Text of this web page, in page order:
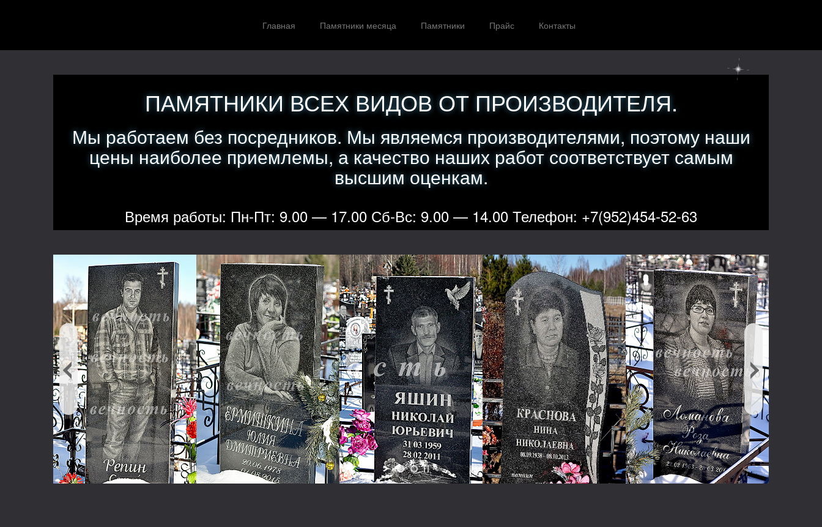
Главная Памятники месяца Памятники Прайс Контакты
ПАМЯТНИКИ ВСЕХ ВИДОВ ОТ ПРОИЗВОДИТЕЛЯ.
Мы работаем без посредников. Мы являемся производителями, поэтому наши
цены наиболее приемлемы, а качество наших работ соответствует самым
высшим оценкам.
Время работы: Пн-Пт: 9.00 — 17.00 Сб-Вс: 9.00 — 14.00 Телефон: +7(952)454-52-63